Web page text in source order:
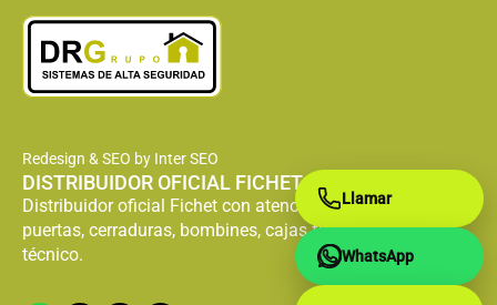
Redesign & SEO by Inter SEO
DISTRIBUIDOR OFICIAL FICHET
Distribuidor oficial Fichet con atención especializada en
puertas, cerraduras, bombines, cajas fuertes y servicio
técnico.
Llamar
WhatsApp